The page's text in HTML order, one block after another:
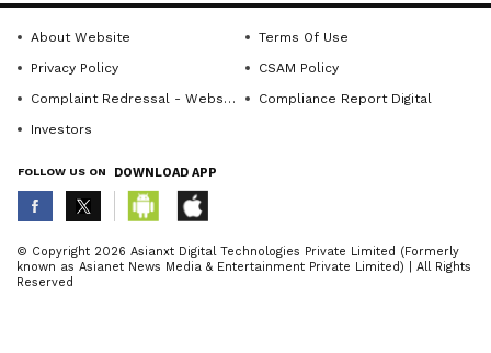
ಕೈಗೊಳ್ಳುವ ಜೊತೆಗೆ ಜೀತ ಪದ್ಧತಿಗೆ ದೂಡಿದ ಹಾಗೂ ಸಹಕಾರ
ನೀಡಿದ ಎಲ್ಲರನ್ನೂ ಕಾನೂನು ಕ್ರಮಕ್ಕೆ ಒಳಪಡಿಸಲು
ಜಿಲ್ಲಾಡಳಿತ ಬದ್ಧವಾಗಿದೆ ಎಂದು ತಿಳಿಸಿದರು.ಜೀತ
ಪ್ರಸ್ತುತ ಚಾಲನೆಯಲ್ಲಿ ಮಾರ್ಗಸೂಚಿಯಲ್ಲಿ ಹಲವು
ಸುಧಾರಣೆಗಳನ್ನು ತರಬೇಕೆಂದು ಮನವಿ ಮಾಡಿದ್ದಾರೆ. ಈ ಬಗ್ಗೆ
ಜಿಲ್ಲಾಧಿಕಾರಿಗಳ ಅಧ್ಯಕ್ಷತೆಯಲ್ಲಿ ಸಭೆ ಮಾಡಿ ಸಭೆಯಲ್ಲಿ
ತೆಗೆದುಕೊಂಡ ನಿರ್ಣಯಗಳನ್ನು ರಾಜ್ಯ ಮಟ್ಟಕ್ಕೆ ಸಲ್ಲಿಸಲು
ABOUT THE AUTHOR
K KannadaprabhaNewsNetwork
About Website
Terms Of Use
Privacy Policy
CSAM Policy
Complaint Redressal - Website
Compliance Report Digital
Investors
FOLLOW US ON DOWNLOAD APP
© Copyright 2026 Asianxt Digital Technologies Private Limited (Formerly
known as Asianet News Media & Entertainment Private Limited) | All Rights
Reserved